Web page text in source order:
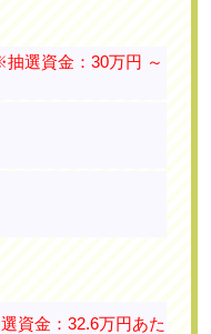
選資金：30万円 ～
資金：32.6万円あた